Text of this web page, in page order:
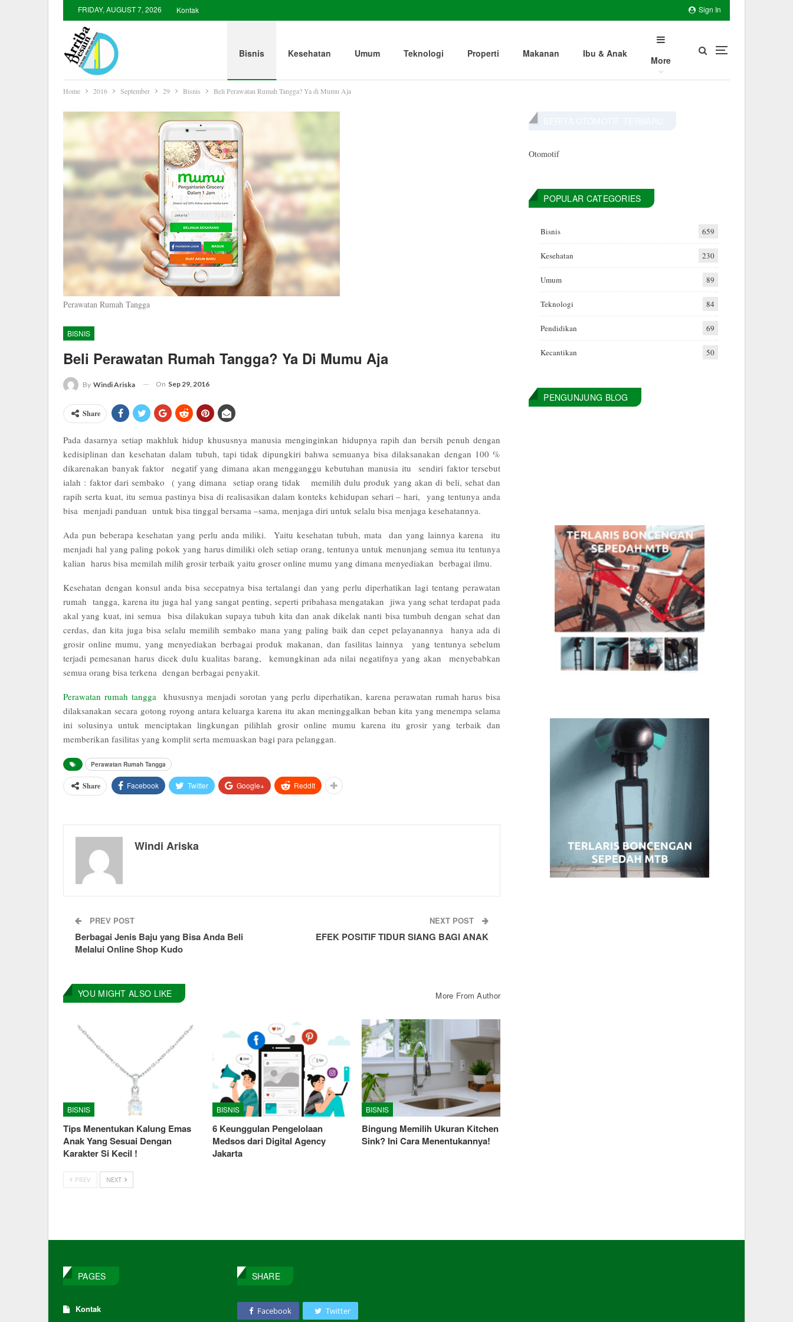
Sign In
FRIDAY, AUGUST 7, 2026 Kontak
Bisnis Kesehatan Umum Teknologi Properti Makanan Ibu & Anak
More
Home 2016 September 29 Bisnis Beli Perawatan Rumah Tangga? Ya di Mumu Aja
Perawatan Rumah Tangga
BISNIS
Beli Perawatan Rumah Tangga? Ya Di Mumu Aja
By Windi Ariska On Sep 29, 2016
Share
Pada dasarnya setiap makhluk hidup khususnya manusia menginginkan hidupnya rapih dan bersih penuh dengan
kedisiplinan dan kesehatan dalam tubuh, tapi tidak dipungkiri bahwa semuanya bisa dilaksanakan dengan 100 %
dikarenakan banyak faktor negatif yang dimana akan mengganggu kebutuhan manusia itu sendiri faktor tersebut
ialah : faktor dari sembako ( yang dimana setiap orang tidak memilih dulu produk yang akan di beli, sehat dan
rapih serta kuat, itu semua pastinya bisa di realisasikan dalam konteks kehidupan sehari – hari, yang tentunya anda
bisa menjadi panduan untuk bisa tinggal bersama –sama, menjaga diri untuk selalu bisa menjaga kesehatannya.
Ada pun beberapa kesehatan yang perlu anda miliki. Yaitu kesehatan tubuh, mata dan yang lainnya karena itu
menjadi hal yang paling pokok yang harus dimiliki oleh setiap orang, tentunya untuk menunjang semua itu tentunya
kalian harus bisa memilah milih grosir terbaik yaitu groser online mumu yang dimana menyediakan berbagai ilmu.
Kesehatan dengan konsul anda bisa secepatnya bisa tertalangi dan yang perlu diperhatikan lagi tentang perawatan
rumah tangga, karena itu juga hal yang sangat penting, seperti pribahasa mengatakan jiwa yang sehat terdapat pada
akal yang kuat, ini semua bisa dilakukan supaya tubuh kita dan anak dikelak nanti bisa tumbuh dengan sehat dan
cerdas, dan kita juga bisa selalu memilih sembako mana yang paling baik dan cepet pelayanannya hanya ada di
grosir online mumu, yang menyediakan berbagai produk makanan, dan fasilitas lainnya yang tentunya sebelum
terjadi pemesanan harus dicek dulu kualitas barang, kemungkinan ada nilai negatifnya yang akan menyebabkan
semua orang bisa terkena dengan berbagai penyakit.
Perawatan rumah tangga khususnya menjadi sorotan yang perlu diperhatikan, karena perawatan rumah harus bisa
dilaksanakan secara gotong royong antara keluarga karena itu akan meninggalkan beban kita yang menempa selama
ini solusinya untuk menciptakan lingkungan pilihlah grosir online mumu karena itu grosir yang terbaik dan
memberikan fasilitas yang komplit serta memuaskan bagi para pelanggan.
Perawatan Rumah Tangga
Share Facebook Twitter Google+ ReddIt
Windi Ariska
PREV POST
Berbagai Jenis Baju yang Bisa Anda Beli
Melalui Online Shop Kudo
NEXT POST
EFEK POSITIF TIDUR SIANG BAGI ANAK
YOU MIGHT ALSO LIKE More From Author
BISNIS
Tips Menentukan Kalung Emas
Anak Yang Sesuai Dengan
Karakter Si Kecil !
BISNIS
6 Keunggulan Pengelolaan
Medsos dari Digital Agency
Jakarta
BISNIS
Bingung Memilih Ukuran Kitchen
Sink? Ini Cara Menentukannya!
PREV NEXT
Otomotif
POPULAR CATEGORIES
Bisnis 659
Kesehatan 230
Umum 89
Teknologi 84
Pendidikan 69
Kecantikan 50
PENGUNJUNG BLOG
PAGES
Kontak
SHARE
Facebook Twitter